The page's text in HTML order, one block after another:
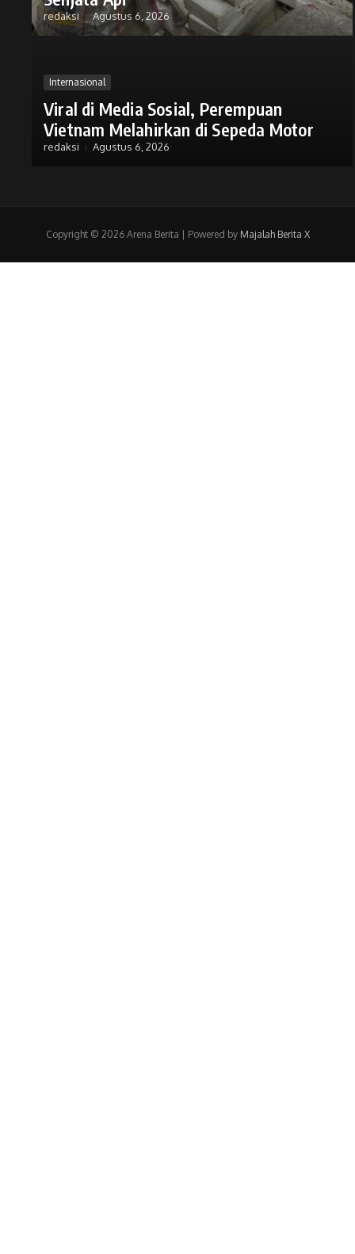
redaksi Agustus 6, 2026
Internasional
Viral di Media Sosial, Perempuan
Vietnam Melahirkan di Sepeda Motor
redaksi Agustus 6, 2026
Copyright © 2026 Arena Berita | Powered by Majalah Berita X